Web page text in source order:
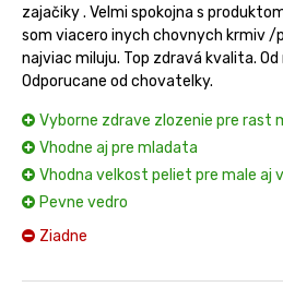
zajačiky . Velmi spokojna s
som viacero inych chovnych krmiv
najviac miluju. Top zdravá kvalita.
Odporucane od chovatelky.
Vyborne zdrave zlozenie pre rast
Vhodne aj pre mladata
Vhodna velkost peliet pre male aj
Pevne vedro
Ziadne